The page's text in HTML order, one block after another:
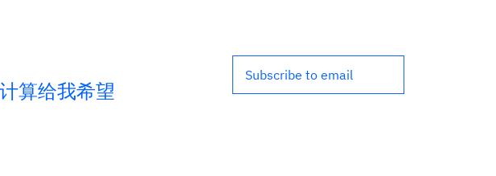
算给我希望
Subscribe to email